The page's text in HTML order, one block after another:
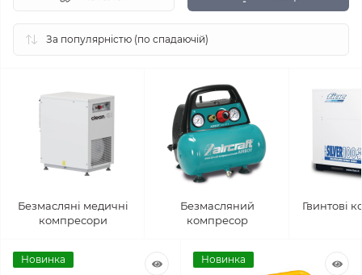
Безмасляні медичні
компресори
Безмасляний
компресор
Гвинтові
Новинка Новинка